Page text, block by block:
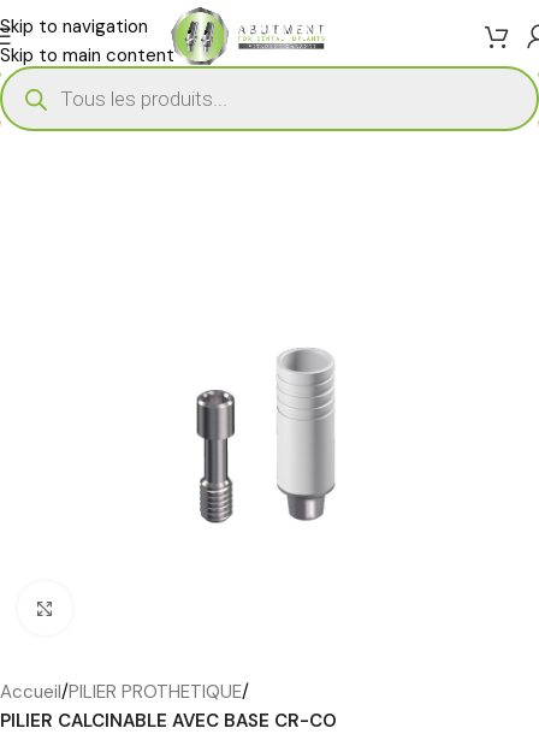
Skip to navigation
Skip to main content
Accueil PILIER PROTHETIQUE
PILIER CALCINABLE AVEC BASE CR-CO